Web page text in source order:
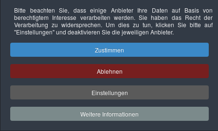
Datenschutzerklärung Urheberrechtsnachweise Nachhaltigkeit
Copyright © 2026. Bundesverband Deutscher
Sachverständiger und Fachgutachter e.V..
Bitte beachten Sie, dass einige Anbieter Ihre Daten auf Basis von
berechtigtem Interesse verarbeiten werden. Sie haben das Recht der
Verarbeitung zu widersprechen. Um dies zu tun, klicken Sie bitte auf
"Einstellungen"und deaktivieren Sie die jeweiligen Anbieter.
Zustimmen
Ablehnen
Einstellungen
Weitere Informationen